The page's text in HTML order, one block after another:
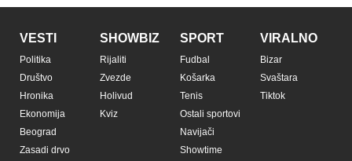
VESTI
Politika
Društvo
Hronika
Ekonomija
Beograd
Zasadi drvo
SHOWBIZ
Rijaliti
Zvezde
Holivud
Kviz
SPORT
Fudbal
Košarka
Tenis
Ostali sportovi
Navijači
Showtime
VIRALNO
Bizar
Svaštara
Tiktok